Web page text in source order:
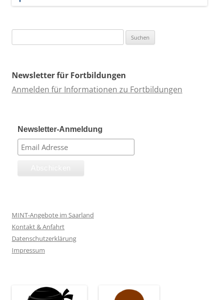
nach:
Newsletter für Fortbildungen
Anmelden für Informationen zu Fortbildungen
Newsletter-Anmeldung
MINT-Angebote im Saarland
Kontakt & Anfahrt
Datenschutzerklärung
Impressum